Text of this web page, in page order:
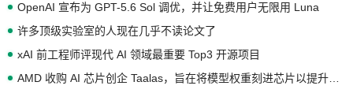
OpenAI 宣布为 GPT-5.6 Sol 调优，并让免费用户无限用 Luna
许多顶级实验室的人现在几乎不读论文了
xAI 前工程师评现代 AI 领域最重要 Top3 开源项目